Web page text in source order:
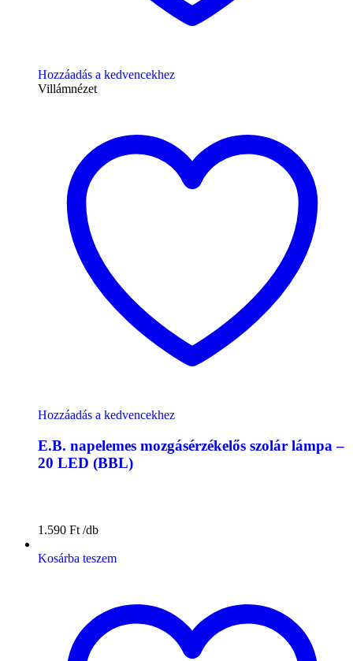
Hozzáadás a kedvencekhez
Villámnézet
Hozzáadás a kedvencekhez
E.B. napelemes mozgásérzékelős szolár lámpa –
20 LED (BBL)
1.590 Ft
Kosárba teszem